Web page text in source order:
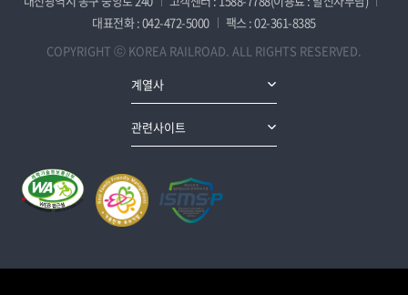
대표전화 : 042-472-5000
팩스 : 02-361-8385
COPYRIGHT ⓒ KOREA RAILROAD. ALL RIGHTS RESERVED.
계열사
관련사이트